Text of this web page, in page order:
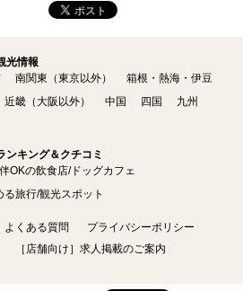
光情報
南関東（東京以外）
箱根・熱海・伊豆
近畿（大阪以外） 中国 四国
九州
ンキング＆クチコミ
OKの飲食店/ドッグカフェ
る旅行/観光スポット
よくある質問
プライバシーポリシー
［店舗向け］求人掲載のご案内